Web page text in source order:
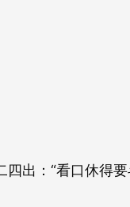
dòu lì
出：“看口休得要